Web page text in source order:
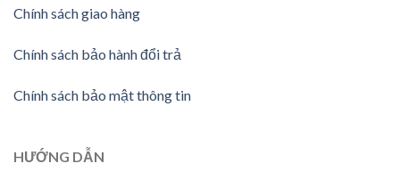
Chính sách giao hàng
Chính sách bảo hành đổi trả
Chính sách bảo mật thông tin
HƯỚNG DẪN